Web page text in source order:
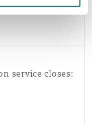
service closes: